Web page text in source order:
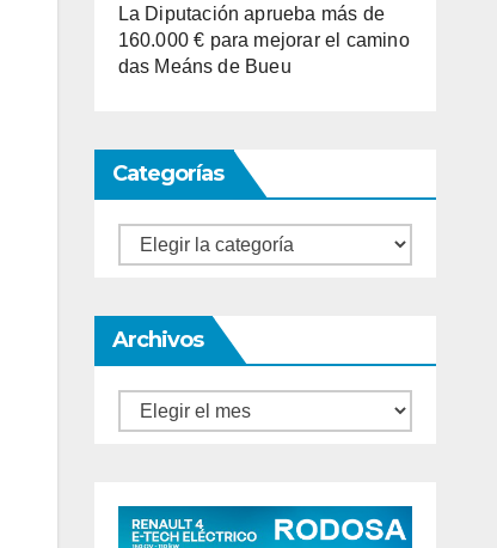
La Diputación aprueba más de
160.000 € para mejorar el camino
das Meáns de Bueu
Categorías
Categorías
Archivos
Archivos